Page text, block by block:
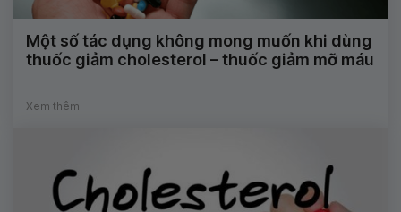
Một số tác dụng không mong muốn khi dùng
thuốc giảm cholesterol – thuốc giảm mỡ máu
Xem thêm